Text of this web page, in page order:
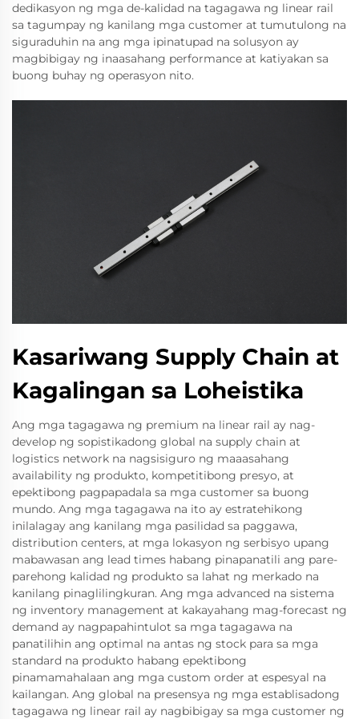
dedikasyon ng mga de-kalidad na tagagawa ng linear rail
sa tagumpay ng kanilang mga customer at tumutulong na
siguraduhin na ang mga ipinatupad na solusyon ay
magbibigay ng inaasahang performance at katiyakan sa
buong buhay ng operasyon nito.
Kasariwang Supply Chain at
Kagalingan sa Loheistika
Ang mga tagagawa ng premium na linear rail ay nag-
develop ng sopistikadong global na supply chain at
logistics network na nagsisiguro ng maaasahang
availability ng produkto, kompetitibong presyo, at
epektibong pagpapadala sa mga customer sa buong
mundo. Ang mga tagagawa na ito ay estratehikong
inilalagay ang kanilang mga pasilidad sa paggawa,
distribution centers, at mga lokasyon ng serbisyo upang
mabawasan ang lead times habang pinapanatili ang pare-
parehong kalidad ng produkto sa lahat ng merkado na
kanilang pinaglilingkuran. Ang mga advanced na sistema
ng inventory management at kakayahang mag-forecast ng
demand ay nagpapahintulot sa mga tagagawa na
panatilihin ang optimal na antas ng stock para sa mga
standard na produkto habang epektibong
pinamamahalaan ang mga custom order at espesyal na
kailangan. Ang global na presensya ng mga establisadong
tagagawa ng linear rail ay nagbibigay sa mga customer ng